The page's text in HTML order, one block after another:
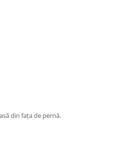
din fața de pernă.